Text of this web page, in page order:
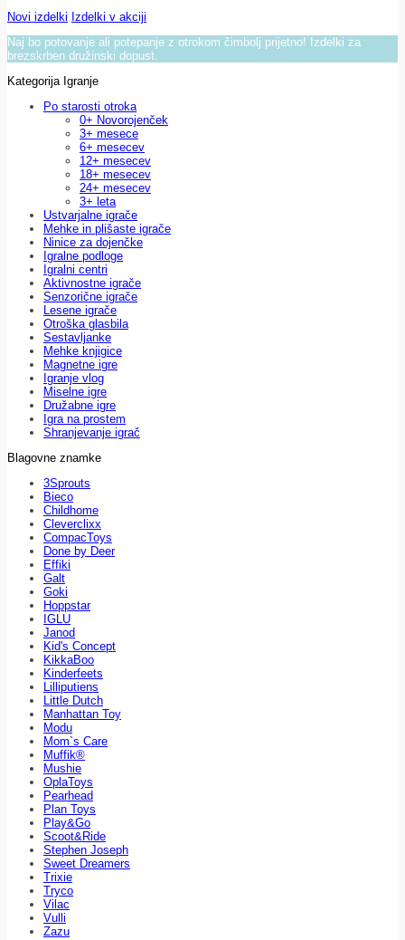
Novi izdelki Izdelki v akciji
Naj bo potovanje ali potepanje z otrokom čimbolj prijetno! Izdelki za
brezskrben družinski dopust.
Kategorija Igranje
Po starosti otroka
0+ Novorojenček
3+ mesece
6+ mesecev
12+ mesecev
18+ mesecev
24+ mesecev
3+ leta
Ustvarjalne igrače
Mehke in plišaste igrače
Ninice za dojenčke
Igralne podloge
Igralni centri
Aktivnostne igrače
Senzorične igrače
Lesene igrače
Otroška glasbila
Sestavljanke
Mehke knjigice
Magnetne igre
Igranje vlog
Miselne igre
Družabne igre
Igra na prostem
Shranjevanje igrač
Blagovne znamke
3Sprouts
Bieco
Childhome
Cleverclixx
CompacToys
Done by Deer
Effiki
Galt
Goki
Hoppstar
IGLU
Janod
Kid's Concept
KikkaBoo
Kinderfeets
Lilliputiens
Little Dutch
Manhattan Toy
Modu
Mom`s Care
Muffik®
Mushie
OplaToys
Pearhead
Plan Toys
Play&Go
Scoot&Ride
Stephen Joseph
Sweet Dreamers
Trixie
Tryco
Vilac
Vulli
Zazu